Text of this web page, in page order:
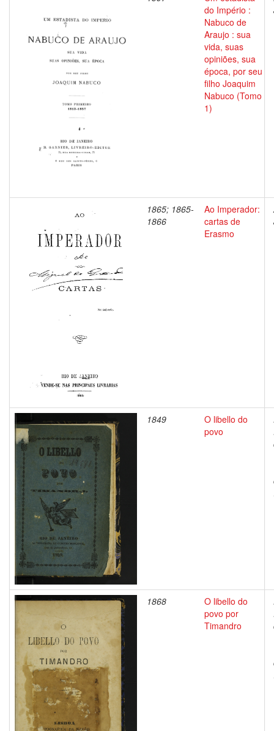
do Império :
Nabuco de
Araujo : sua
vida, suas
opiniões, sua
época, por seu
filho Joaquim
Nabuco (Tomo
1)
1865; 1865-
1866
Ao Imperador:
cartas de
Erasmo
1849
O libello do
povo
1868
O libello do
povo por
Timandro